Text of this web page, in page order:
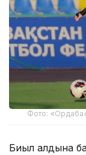
Фото:
Биыл алдына